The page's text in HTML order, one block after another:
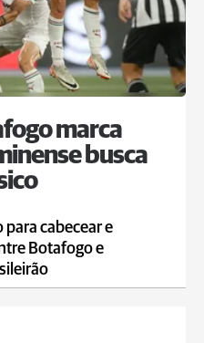
marca
busca
para cabecear e
Botafogo e